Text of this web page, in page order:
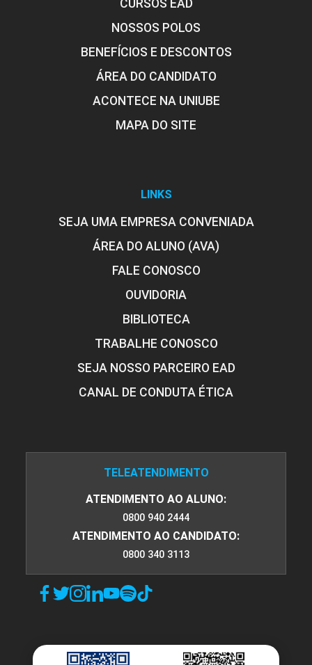
CURSOS EAD
NOSSOS POLOS
BENEFÍCIOS E DESCONTOS
ÁREA DO CANDIDATO
ACONTECE NA UNIUBE
MAPA DO SITE
LINKS
SEJA UMA EMPRESA CONVENIADA
ÁREA DO ALUNO (AVA)
FALE CONOSCO
OUVIDORIA
BIBLIOTECA
TRABALHE CONOSCO
SEJA NOSSO PARCEIRO EAD
CANAL DE CONDUTA ÉTICA
TELEATENDIMENTO
ATENDIMENTO AO ALUNO:
0800 940 2444
ATENDIMENTO AO CANDIDATO:
0800 340 3113